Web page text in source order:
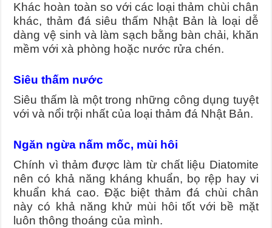
Khác hoàn toàn so với các loại thảm chùi chân
khác, thảm đá siêu thấm Nhật Bản là loại dễ
dàng vệ sinh và làm sạch bằng bàn chải, khăn
mềm với xà phòng hoặc nước rửa chén.
Siêu thấm nước
Siêu thấm là một trong những công dụng tuyệt
với và nổi trội nhất của loại thảm đá Nhật Bản.
Ngăn ngừa nấm mốc, mùi hôi
Chính vì thảm được làm từ chất liệu Diatomite
nên có khả năng kháng khuẩn, bọ rệp hay vi
khuẩn khá cao. Đặc biệt thảm đá chùi chân
này có khả năng khử mùi hôi tốt với bề mặt
luôn thông thoáng của mình.